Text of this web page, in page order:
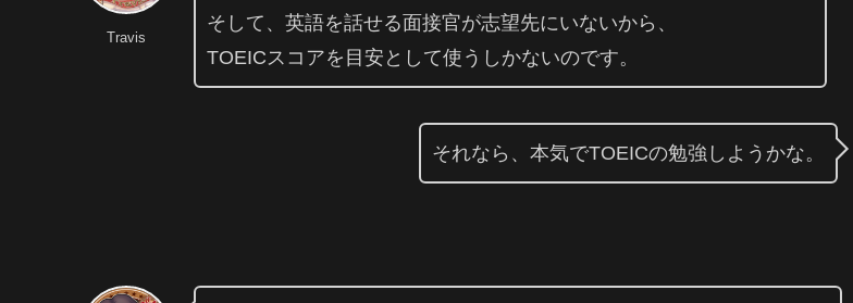
Travis
そして、英語を話せる面接官が志望先にいないから、
TOEICスコアを目安として使うしかないのです。
それなら、本気でTOEICの勉強しようかな。